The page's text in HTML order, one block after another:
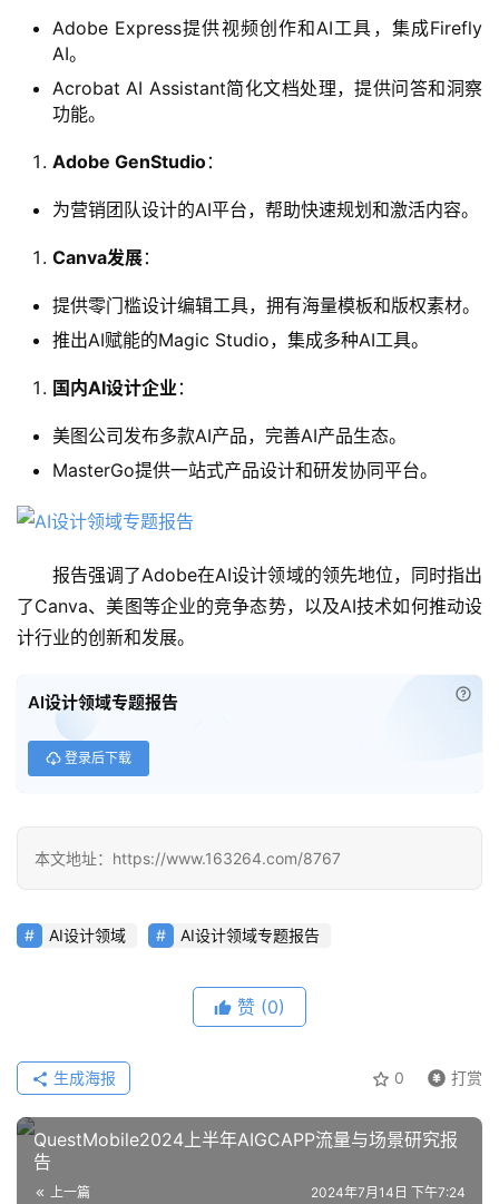
行
好
程
模
框
架
Adobe Express提供视频创作和AI工具，集成Firefly
AI。
Acrobat AI Assistant简化文档处理，提供问答和洞察
功能。
Adobe GenStudio：
为营销团队设计的AI平台，帮助快速规划和激活内容。
Canva发展：
提供零门槛设计编辑工具，拥有海量模板和版权素材。
推出AI赋能的Magic Studio，集成多种AI工具。
国内AI设计企业：
美图公司发布多款AI产品，完善AI产品生态。
MasterGo提供一站式产品设计和研发协同平台。
报告强调了Adobe在AI设计领域的领先地位，同时指出
了Canva、美图等企业的竞争态势，以及AI技术如何推动设
计行业的创新和发展。
AI设计领域专题报告
登录后下载
本文地址：https://www.163264.com/8767
AI设计领域 AI设计领域专题报告
赞 (0)
0 打赏
生成海报
QuestMobile2024上半年AIGCAPP流量与场景研究报
告
上一篇 2024年7月14日 下午7:24